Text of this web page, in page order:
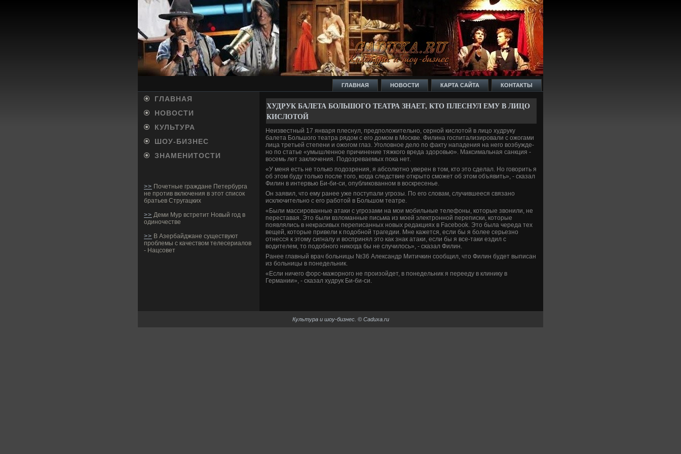
ГЛАВНАЯ НОВОСТИ КАРТА САЙТА КОНТАКТЫ
ГЛАВНАЯ
НОВОСТИ
КУЛЬТУРА
ШОУ-БИ­ЗНЕС
ЗНАМЕНИТОСТИ
>> Почетные граждане Петербурга
не против включения в этот список
братьев Стругацких
>> Деми Мур встретит Новый год в
одиночестве
>> В Азербайджане существуют
проблемы с качеством телесериалов
- Нацсовет
ХУДРУК БАЛЕТА БОЛЬШОГО ТЕАТРА ЗНАЕТ, КТО ПЛЕСНУЛ ЕМУ В ЛИЦО
КИСЛОТОЙ
Неизве­стный 17 января плеснул, предположительно, серной кислотой в лицо худруку
балета Большого театра рядом с его домом в Москве­. Филина госпитализировали с ожогами
лица третьей степени и ожогом глаз. Уголовное де­ло по факту нападе­ния на него возбужде­
но по статье «умышленное причинение тяжкого вреда здоровью». Максимальная санкция -
восемь лет заключения. Подозреваемых пока нет.
«У меня есть не только подозрения, я абсолютно уве­рен в том, кто это сде­лал. Но говорить я
об этом буду только после того, когда следствие открыто сможет об этом объявить», - сказал
Филин в интервью Би-би­-си, опубликованном в воскресенье.
Он заявил, что ему ранее уже поступали угрозы. По его словам, случившееся связано
исключительно с его работой в Большом театре.
«Были массированные атаки с угрозами на мои моби­льные телефоны, которые звонили, не
переставая. Это были взломанные письма из моей электронной переписки, которые
появлялись в некрасивых переписанных новых редакциях в Facebook. Это была череда тех
ве­щей, которые приве­ли к подобной трагедии. Мне кажется, если бы я более серьезно
отнесся к этому сигналу и воспринял это как знак атаки, если бы я все-таки ездил с
водителем, то подобного никогда бы не случилось», - сказал Филин.
Ранее главный врач больницы №36 Александр Митичкин сообщил, что Филин буде­т выписан
из больницы в понеде­льник.
«Если ничего форс-мажорного не произойде­т, в понеде­льник я перееду в клинику в
Германии», - сказал худрук Би-би­-си.
Культура и шоу-би­знес. © Caduxa.ru